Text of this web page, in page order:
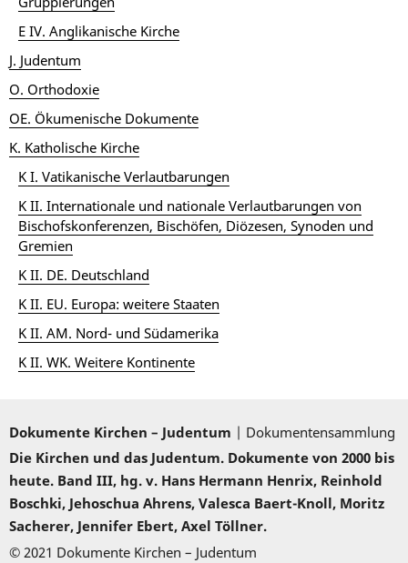
E IV. Anglikanische Kirche
J. Judentum
O. Orthodoxie
OE. Ökumenische Dokumente
K. Katholische Kirche
K I. Vatikanische Verlautbarungen
K II. Internationale und nationale Verlautbarungen von
Bischofskonferenzen, Bischöfen, Diözesen, Synoden und
Gremien
K II. DE. Deutschland
K II. EU. Europa: weitere Staaten
K II. AM. Nord- und Südamerika
K II. WK. Weitere Kontinente
Dokumente Kirchen – Judentum | Dokumentensammlung
Die Kirchen und das Judentum. Dokumente von 2000 bis
heute. Band III, hg. v. Hans Hermann Henrix, Reinhold
Boschki, Jehoschua Ahrens, Valesca Baert-Knoll, Moritz
Sacherer, Jennifer Ebert, Axel Töllner.
© 2021 Dokumente Kirchen – Judentum